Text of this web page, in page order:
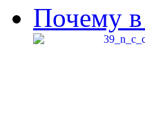
Почему в